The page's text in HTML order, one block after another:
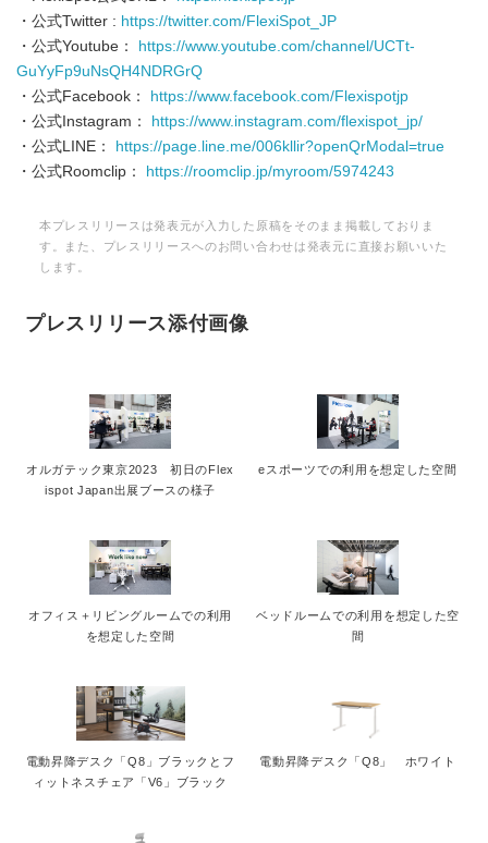
・公式Twitter : https://twitter.com/FlexiSpot_JP
・公式Youtube：
https://www.youtube.com/channel/UCTt-
GuYyFp9uNsQH4NDRGrQ
・公式Facebook：
https://www.facebook.com/Flexispotjp
・公式Instagram：
https://www.instagram.com/flexispot_jp/
・公式LINE：
https://page.line.me/006kllir?openQrModal=true
・公式Roomclip：
https://roomclip.jp/myroom/5974243
本プレスリリースは発表元が入力した原稿をそのまま掲載しておりま
す。また、プレスリリースへのお問い合わせは発表元に直接お願いいた
します。
プレスリリース添付画像
オルガテック東京2023 初日のFlex
ispot Japan出展ブースの様子
eスポーツでの利用を想定した空間
オフィス＋リビングルームでの利用
を想定した空間
ベッドルームでの利用を想定した空
間
電動昇降デスク「Q8」ブラックとフ
ィットネスチェア「V6」ブラック
電動昇降デスク「Q8」 ホワイト